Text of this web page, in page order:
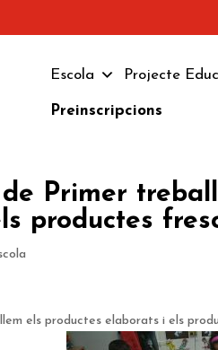
Escola Projecte
Preinscripcions
Primer
productes
els productes elaborats i els